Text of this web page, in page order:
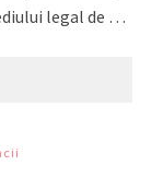
legal de …